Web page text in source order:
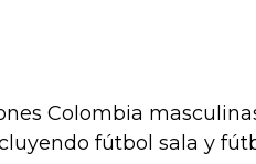
Colombia
fútbol sala y